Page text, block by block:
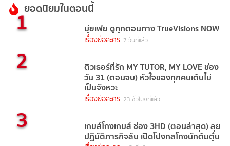
ยอดนิยมในตอนนี้
1 มุ่ยเฟย ดูทุกตอนทาง TrueVisions NOW
เรื่องย่อละคร 7 วันที่แล้ว
2 ติวเธอร์ที่รัก MY TUTOR, MY LOVE ช่อง
วัน 31 (ตอนจบ) หัวใจของทุกคนเต้นไม่
เป็นจังหวะ
เรื่องย่อละคร 23 ชั่วโมงที่แล้ว
3 เกมส์โกงเกมส์ ช่อง 3HD (ตอนล่าสุด) ลุย
ปฏิบัติภารกิจลับ เปิดโปงกลโกงนักต้มตุ๋น